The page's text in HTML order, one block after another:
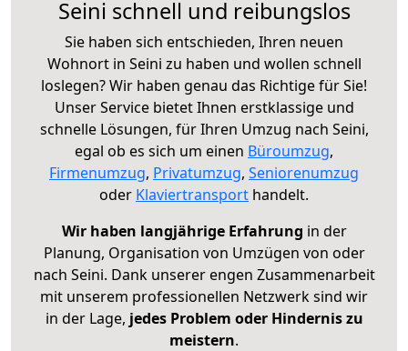
Seini schnell und reibungslos
Sie haben sich entschieden, Ihren neuen
Wohnort in Seini zu haben und wollen schnell
loslegen? Wir haben genau das Richtige für Sie!
Unser Service bietet Ihnen erstklassige und
schnelle Lösungen, für Ihren Umzug nach Seini,
egal ob es sich um einen Büroumzug,
Firmenumzug, Privatumzug, Seniorenumzug
oder Klaviertransport handelt.
Wir haben langjährige Erfahrung in der
Planung, Organisation von Umzügen von oder
nach Seini. Dank unserer engen Zusammenarbeit
mit unserem professionellen Netzwerk sind wir
in der Lage, jedes Problem oder Hindernis zu
meistern.